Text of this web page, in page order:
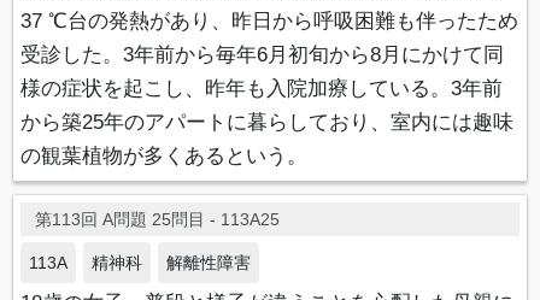
37 ℃台の発熱があり、昨日から呼吸困難も伴ったため
受診した。3年前から毎年6月初旬から8月にかけて同
様の症状を起こし、昨年も入院加療している。3年前
から築25年のアパートに暮らしており、室内には趣味
の観葉植物が多くあるという。
第113回 A問題 25問目 - 113A25
113A 精神科 解離性障害